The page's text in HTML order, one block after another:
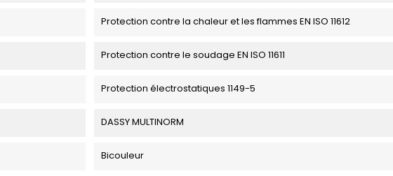
Protection contre la chaleur et les flammes EN ISO 11612
Protection contre le soudage EN ISO 11611
Protection électrostatiques 1149-5
DASSY MULTINORM
Bicouleur